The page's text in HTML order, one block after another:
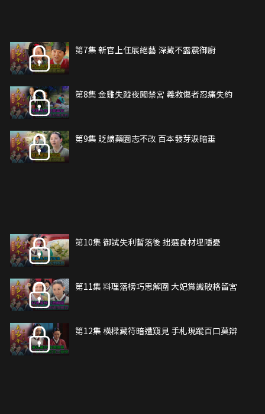
第7集 新官上任展絕藝 深藏不露震御廚
第8集 金雞失蹤夜闖禁宮 義救傷者忍痛失約
第9集 貶謫藥園志不改 百本發芽淚暗垂
第10集 御試失利暫落後 拙選食材埋隱憂
第11集 料理落榜巧思解圍 大妃賞識破格留宮
第12集 橫樑藏符暗遭窺見 手札現蹤百口莫辯